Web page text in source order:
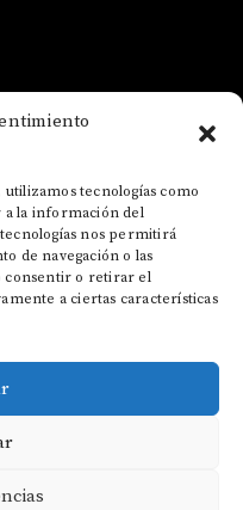
tecnologías como
a la información del
nos permitirá
de navegación o las
consentir o retirar el
a ciertas características